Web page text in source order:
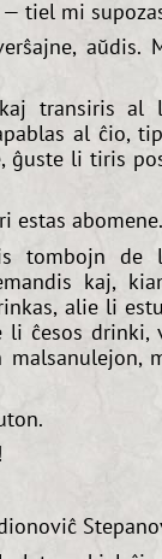
tiel mi
aŭdis.
transiris al
al ĉio,
ĝuste li tiris
estas abomene.
tombojn de
kaj,
alie li
li ĉesos drinki,